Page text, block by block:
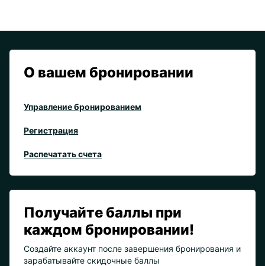
О вашем бронировании
Управление бронированием
Регистрация
Распечатать счета
Получайте баллы при
каждом бронировании!
Создайте аккаунт после завершения бронирования и
зарабатывайте скидочные баллы